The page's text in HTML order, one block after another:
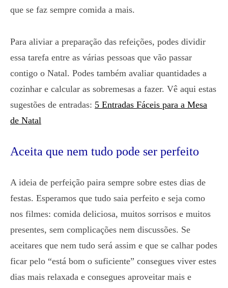
que se faz sempre comida a mais.
Para aliviar a preparação das refeições, podes dividir
essa tarefa entre as várias pessoas que vão passar
contigo o Natal. Podes também avaliar quantidades a
cozinhar e calcular as sobremesas a fazer. Vê aqui estas
sugestões de entradas: 5 Entradas Fáceis para a Mesa
de Natal
Aceita que nem tudo pode ser perfeito
A ideia de perfeição paira sempre sobre estes dias de
festas. Esperamos que tudo saia perfeito e seja como
nos filmes: comida deliciosa, muitos sorrisos e muitos
presentes, sem complicações nem discussões. Se
aceitares que nem tudo será assim e que se calhar podes
ficar pelo “está bom o suficiente” consegues viver estes
dias mais relaxada e consegues aproveitar mais e